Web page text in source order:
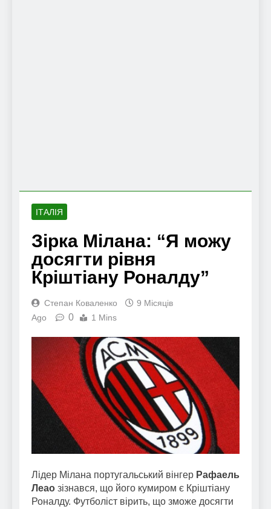
ІТАЛІЯ
Зірка Мілана: “Я можу
досягти рівня
Кріштіану Роналду”
Степан Коваленко
9 Місяців
Ago
0 1 Mins
Лідер Мілана португальський вінгер Рафаель
Леао зізнався, що його кумиром є Кріштіану
Роналду. Футболіст вірить, що зможе досягти